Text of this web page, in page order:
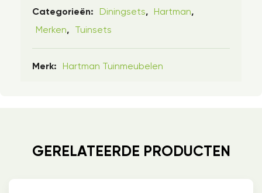
Categorieën: Diningsets, Hartman,
Merken, Tuinsets
Merk: Hartman Tuinmeubelen
GERELATEERDE PRODUCTEN